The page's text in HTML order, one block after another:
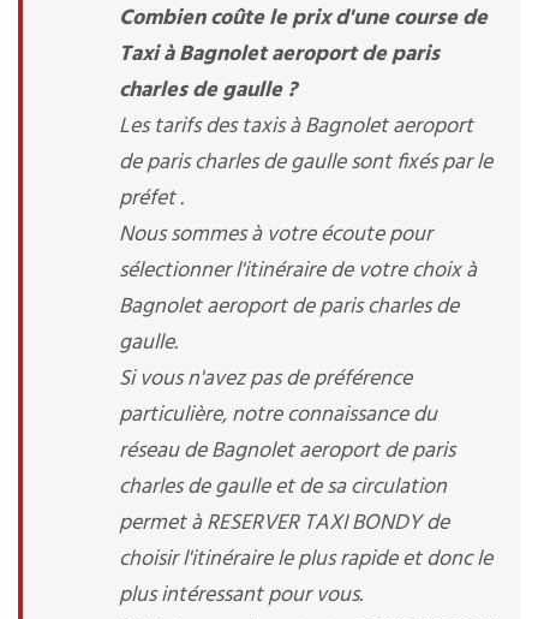
Combien coûte le prix d'une course de
Taxi à Bagnolet aeroport de paris
charles de gaulle ?
Les tarifs des taxis à Bagnolet aeroport
de paris charles de gaulle sont fixés par le
préfet .
Nous sommes à votre écoute pour
sélectionner l'itinéraire de votre choix à
Bagnolet aeroport de paris charles de
gaulle.
Si vous n'avez pas de préférence
particulière, notre connaissance du
réseau de Bagnolet aeroport de paris
charles de gaulle et de sa circulation
permet à RESERVER TAXI BONDY de
choisir l'itinéraire le plus rapide et donc le
plus intéressant pour vous.